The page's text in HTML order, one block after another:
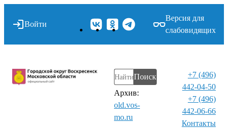
Войти
Версия для
слабовидящих
Поиск
Архив:
old.vos-
mo.ru
+7 (496)
442-04-50
+7 (496)
442-06-66
Контакты⁠